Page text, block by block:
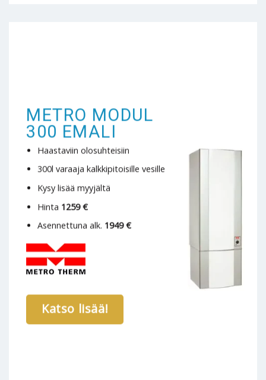
METRO MODUL
300 EMALI
Haastaviin olosuhteisiin
300l varaaja kalkkipitoisille vesille
Kysy lisää myyjältä
Hinta 1259 €
Asennettuna alk. 1949 €
Katso lisää!